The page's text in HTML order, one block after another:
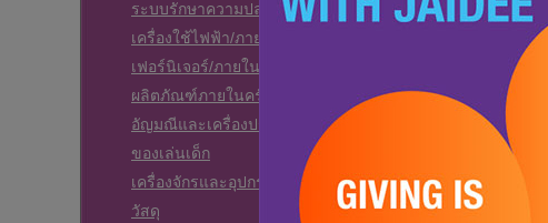
ระบบรักษาความปลอดภัยบ้าน
เครื่องใช้ไฟฟ้า/ภายในครัวเรือน
เฟอร์นิเจอร์/ภายในครัวเรือน
ผลิตภัณฑ์ภายในครัวเรือน
อัญมณีและเครื่องประดับแฟชั่น
ของเล่นเด็ก
เครื่องจักรและอุปกรณ์
วัสดุ